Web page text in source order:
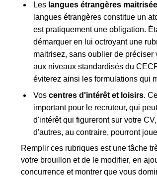
Les langues étrangères
langues étrangères constitue un
est pratiquement une obligation.
démarquer en lui octroyant une
maitrisez, sans oublier de
aux niveaux standardisés du
éviterez ainsi les formulations qui
Voscentres d'intérêt et loisirs.
important pour le recruteur, qui
d'intérêt qui figureront sur votre
d'autres, au contraire, pourront
Remplir ces rubriques est une tâche
votre brouillon et de le modifier, en
concurrence et montrer que vous